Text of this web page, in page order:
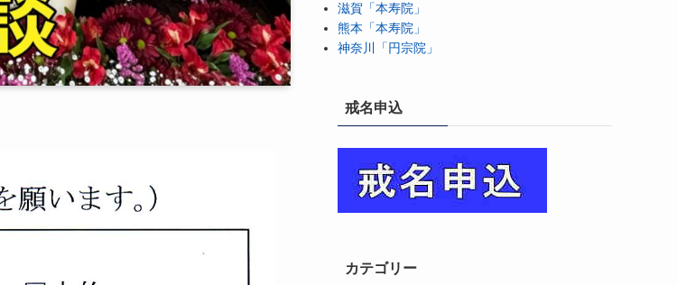
滋賀「本寿院」
熊本「本寿院」
神奈川「円宗院」
戒名申込
カテゴリー